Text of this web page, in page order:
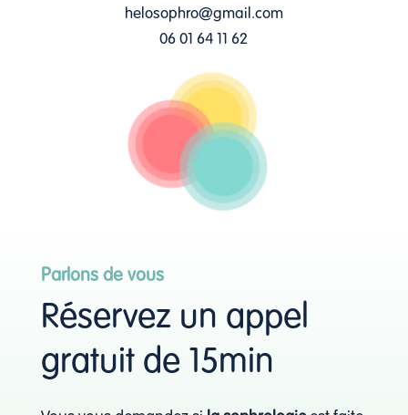
helosophro@gmail.com
06 01 64 11 62
Parlons de vous
Réservez un appel
gratuit de 15min